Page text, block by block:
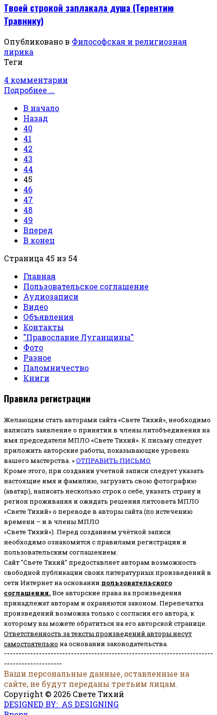
Твоей строкой заплакала душа (Терентию
Травнику)
Опубликовано в Философская и религиозная
лирика
Теги
4 комментарии
Подробнее ...
В начало
Назад
40
41
42
43
44
45
46
47
48
49
Вперед
В конец
Страница 45 из 54
Главная
Пользовательское соглашение
Аудиозаписи
Видео
Объявления
Контакты
"Православие Луганщины"
Фото
Разное
Паломничество
Книги
Правила регистрации
Желающим стать авторами сайта «Свете Тихий», необходимо
написать заявление о принятии в члены литобъединения на
имя председателя МПЛО «Свете Тихий». К письму следует
приложить авторские работы, показывающие уровень
вашего мастерства. »ОТПРАВИТЬ ПИСЬМО
Кроме этого, при создании учетной записи следует указать
настоящие имя и фамилию, загрузить свою фотографию
(аватар), написать несколько строк о себе, указать страну и
регион проживания и ожидать решения литсовета МПЛО
«Свете Тихий» о переводе в авторы сайта (по истечению
времени – и в члены МПЛО
«Свете Тихий»). Перед созданием учётной записи
необходимо ознакомится с правилами регистрации и
пользовательским соглашением.
Сайт "Свете Тихий" предоставляет авторам возможность
свободной публикации своих литературных произведений в
сети Интернет на основании пользовательского
соглашения. Все авторские права на произведения
принадлежат авторам и охраняются законом. Перепечатка
произведений возможна только с согласия его автора, к
которому вы можете обратиться на его авторской странице.
Ответственность за тексты произведений авторы несут
самостоятельно на основании законодательства.
------------------------------------------------------------------------
--------------------
Ваши персональные данные, оставленные на
сайте, не будут переданы третьим лицам.
Copyright © 2026 Свете Тихий
DESIGNED BY: AS DESIGNING